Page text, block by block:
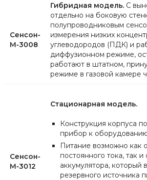
Сенсон-
М-3008
Гибридная модель. С
отдельно на боковую
полупроводниковым
измерения низких
углеводородов (ПДК) и
диффузионном режиме,
работают в штатном,
режиме в газовой камере
Сенсон-
М-3012
Стационарная модель.
Конструкция корпуса
прибор к
Питание возможно как
постоянного тока, так и
аккумулятора, который
резервного источника